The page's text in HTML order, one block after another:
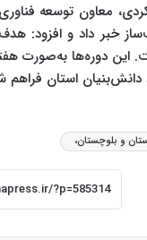
معاون توسعه
خبر داد و افزود:
این دوره‌ها به‌صورت
استان فراهم
و بلوچستان،